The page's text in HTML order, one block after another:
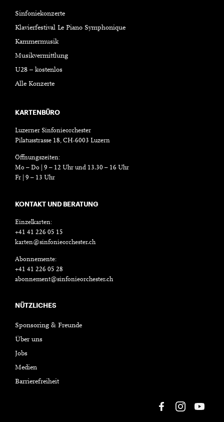
Sinfoniekonzerte
Klavierfestival Le Piano Symphonique
Kammermusik
Musikvermittlung
U28 – kostenlos
Alle Konzerte
KARTENBÜRO
Luzerner Sinfonieorchester
Pilatusstrasse 18, CH-6003 Luzern
Öffnungszeiten:
Mo – Do | 9 – 12 Uhr und 13.30 – 16 Uhr
Fr | 9 – 13 Uhr
KONTAKT UND BERATUNG
Einzelkarten:
+41 41 226 05 15
karten@sinfonieorchester.ch
Abonnemente:
+41 41 226 05 28
abonnement@sinfonieorchester.ch
NÜTZLICHES
Sponsoring & Freunde
Über uns
Jobs
Medien
Barrierefreiheit